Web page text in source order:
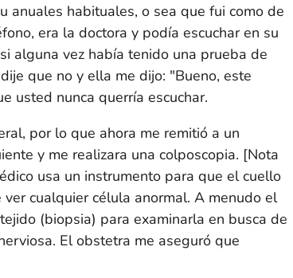
anuales habituales, o sea que fui como de
era la doctora y podía escuchar en su
alguna vez había tenido una prueba de
que no y ella me dijo: "Bueno, este
usted nunca querría escuchar.
por lo que ahora me remitió a un
y me realizara una colposcopia. [Nota
usa un instrumento para que el cuello
cualquier célula anormal. A menudo el
(biopsia) para examinarla en busca de
El obstetra me aseguró que